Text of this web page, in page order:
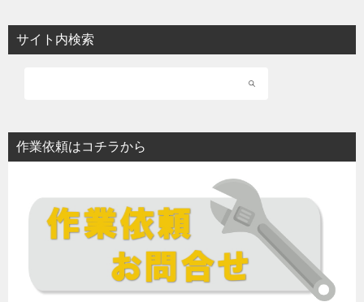
サイト内検索
作業依頼はコチラから